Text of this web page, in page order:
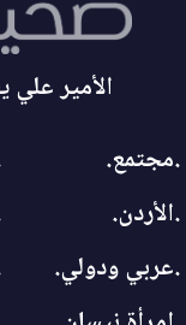
الأمير
.مجتمع.
.الأردن.
.عربي ودولي.